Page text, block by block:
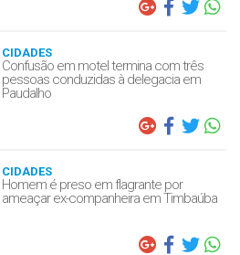
CIDADES
Confusão em motel termina com três
pessoas conduzidas à delegacia em
Paudalho
CIDADES
Homem é preso em flagrante por
ameaçar ex-companheira em Timbaúba